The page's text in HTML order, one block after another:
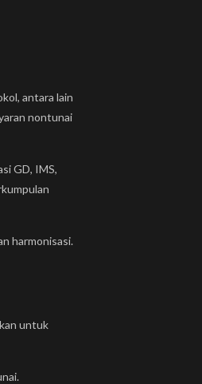
antara lain
nontunai
GD, IMS,
harmonisasi.
untuk